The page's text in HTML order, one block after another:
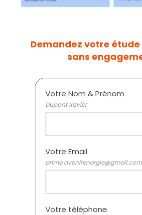
Demandez votre
sans
Votre Nom & Prénom
Dupont Xavier
Votre Email
prime.avenirenergie@gmail.com
Votre téléphone